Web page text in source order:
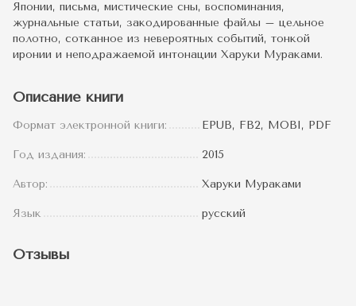
Японии, письма, мистические сны, воспоминания,
журнальные статьи, закодированные файлы – цельное
полотно, сотканное из невероятных событий, тонкой
иронии и неподражаемой интонации Харуки Мураками.
Описание книги
Формат электронной книги: EPUB, FB2, MOBI, PDF
Год издания: 2015
Автор: Харуки Мураками
Язык русский
Отзывы